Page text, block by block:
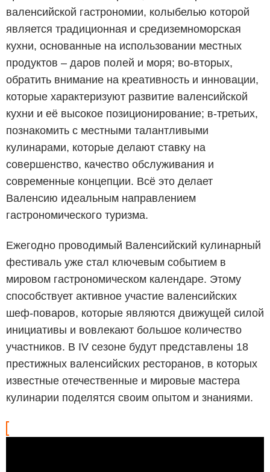
валенсийской гастрономии, колыбелью которой
является традиционная и средиземноморская
кухни, основанные на использовании местных
продуктов – даров полей и моря; во-вторых,
обратить внимание на креативность и инновации,
которые характеризуют развитие валенсийской
кухни и её высокое позиционирование; в-третьих,
познакомить с местными талантливыми
кулинарами, которые делают ставку на
совершенство, качество обслуживания и
современные концепции. Всё это делает
Валенсию идеальным направлением
гастрономического туризма.
Ежегодно проводимый Валенсийский кулинарный
фестиваль уже стал ключевым событием в
мировом гастрономическом календаре. Этому
способствует активное участие валенсийских
шеф-поваров, которые являются движущей силой
инициативы и вовлекают большое количество
участников. В IV сезоне будут представлены 18
престижных валенсийских ресторанов, в которых
известные отечественные и мировые мастера
кулинарии поделятся своим опытом и знаниями.